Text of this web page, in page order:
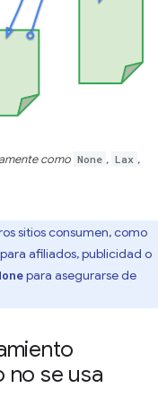
como None , Lax ,
sitios consumen, como
afiliados, publicidad o
para asegurarse de
no se usa